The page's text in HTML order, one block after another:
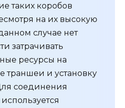
таких коробов
на их высокую
случае нет
затрачивать
ресурсы на
траншеи и установку
соединения